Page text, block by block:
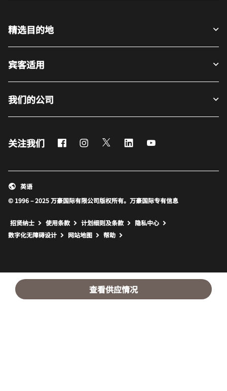
查看供应情况
精选目的地
宾客适用
我们的公司
关注我们 FacebookInstagram
Twitter LinkedIn
© 1996 – 2025 万豪国际有限公司版权所有。万豪国际专有信息
英语
招贤纳士 使用条款 计划细则及条款
隐私中心
数字化无障碍设计
网站地图 打开新窗口
帮助